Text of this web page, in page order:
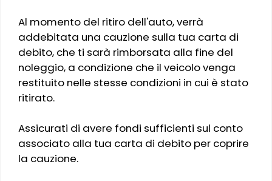
Al momento del ritiro dell'auto, verrà
addebitata una cauzione sulla tua carta di
debito, che ti sarà rimborsata alla fine del
noleggio, a condizione che il veicolo venga
restituito nelle stesse condizioni in cui è stato
ritirato.
Assicurati di avere fondi sufficienti sul conto
associato alla tua carta di debito per coprire
la cauzione.